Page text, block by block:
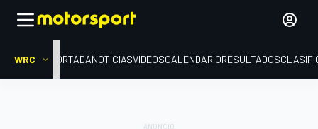
WRC PORTADANOTICIASVIDEOSCALENDARIORESULTADOS